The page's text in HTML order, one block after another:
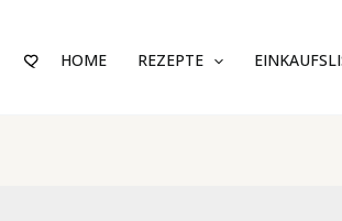
HOME REZEPTE